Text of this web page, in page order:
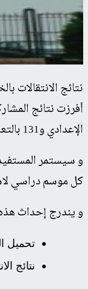
نتائج الانتقالات بالخدمة الوطنية
الإعدادي و131 بالتعليم الثانوي التاهيلي.
و سيستمر
كل موسم دراسي
و يندرج إحداث
تحميل
نتائج